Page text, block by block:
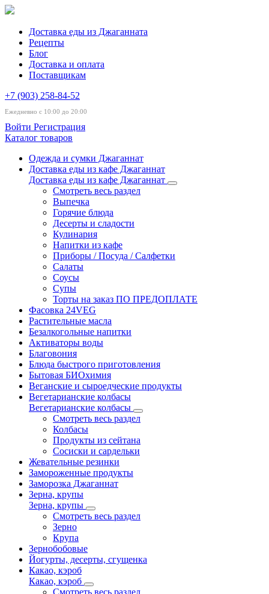
Доставка еды из Джаганната
Рецепты
Блог
Доставка и оплата
Поставщикам
+7 (903) 258-84-52
Ежедневно с 10:00 до 20:00
Войти Регистрация
Каталог товаров
Одежда и сумки Джаганнат
Доставка еды из кафе Джаганнат
Доставка еды из кафе Джаганнат
Смотреть весь раздел
Выпечка
Горячие блюда
Десерты и сладости
Кулинария
Напитки из кафе
Приборы / Посуда / Салфетки
Салаты
Соусы
Супы
Торты на заказ ПО ПРЕДОПЛАТЕ
Фасовка 24VEG
Растительные масла
Безалкогольные напитки
Активаторы воды
Благовония
Блюда быстрого приготовления
Бытовая БИОхимия
Веганские и сыроедческие продукты
Вегетарианские колбасы
Вегетарианские колбасы
Смотреть весь раздел
Колбасы
Продукты из сейтана
Сосиски и сардельки
Жевательные резинки
Замороженные продукты
Заморозка Джаганнат
Зерна, крупы
Зерна, крупы
Смотреть весь раздел
Зерно
Крупа
Зернобобовые
Йогурты, десерты, сгущенка
Какао, кэроб
Какао, кэроб
Смотреть весь раздел